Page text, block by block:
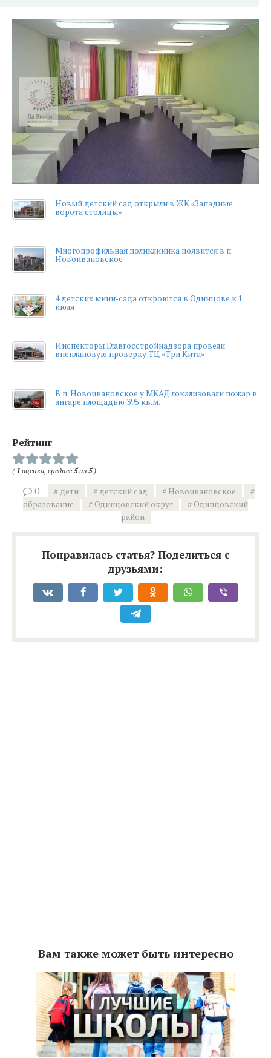
Новый детский сад открыли в ЖК «Западные
ворота столицы»
Многопрофильная поликлиника появится в п.
Новоивановское
4 детских мини‑сада откроются в Одинцове к 1
июля
Инспекторы Главгосстройнадзора провели
внеплановую проверку ТЦ «Три Кита»
В п. Новоивановское у МКАД локализовали пожар в
ангаре площадью 395 кв.м.
Рейтинг
( 1 оценка, среднее 5из 5)
0 дети детский сад
Новоивановское
образование
Одинцовский округ
Одинцовский
район
Понравилась статья? Поделиться с
друзьями:
Вам также может быть интересно